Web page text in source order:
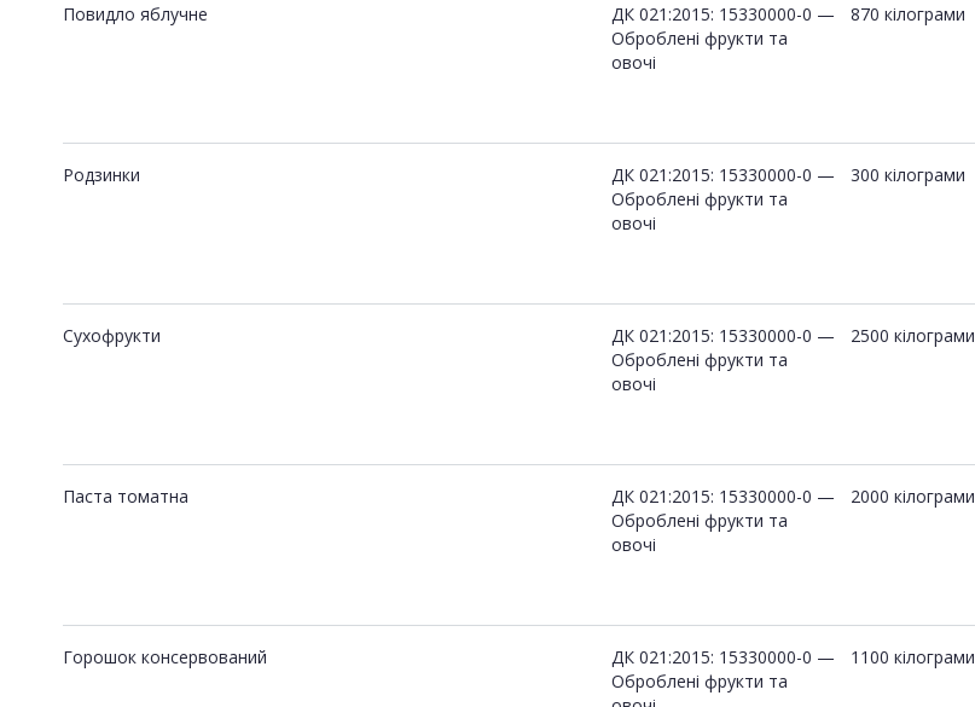
Повидло яблучне
ДК 021:2015: 15330000-0 —
Оброблені фрукти та
овочі
870 кілограми
Родзинки
ДК 021:2015: 15330000-0 —
Оброблені фрукти та
овочі
300 кілограми
Сухофрукти
ДК 021:2015: 15330000-0 —
Оброблені фрукти та
овочі
2500 кілограми
Паста томатна
ДК 021:2015: 15330000-0 —
Оброблені фрукти та
овочі
2000 кілограми
Горошок консервований
ДК 021:2015: 15330000-0 —
Оброблені фрукти та
1100 кілограми